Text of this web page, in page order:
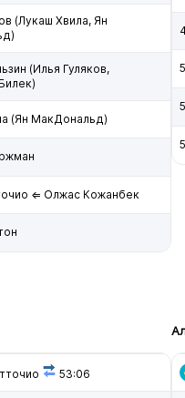
(Лукаш Хвила, Ян
(Илья Гуляков,
(Ян МакДональд)
⇐ Олжас Кожанбек
53:06